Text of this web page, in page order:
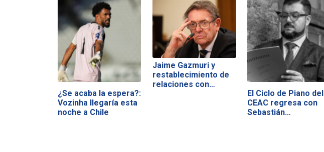
¿Se acaba la espera?:
Vozinha llegaría esta
noche a Chile
Jaime Gazmuri y
restablecimiento de
relaciones con…
El Ciclo de Piano del
CEAC regresa con
Sebastián…